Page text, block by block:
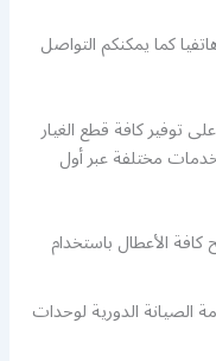
كما يمكنكم التواصل
توفير كافة قطع الغيار
مختلفة عبر أول
الأعطال باستخدام
الدورية لوحدات